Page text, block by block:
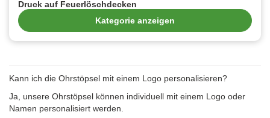
Druck auf Feuerlöschdecken
Kategorie anzeigen
Kann ich die Ohrstöpsel mit einem Logo personalisieren?
Ja, unsere Ohrstöpsel können individuell mit einem Logo oder
Namen personalisiert werden.